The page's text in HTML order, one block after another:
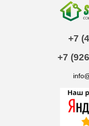
+7
+7